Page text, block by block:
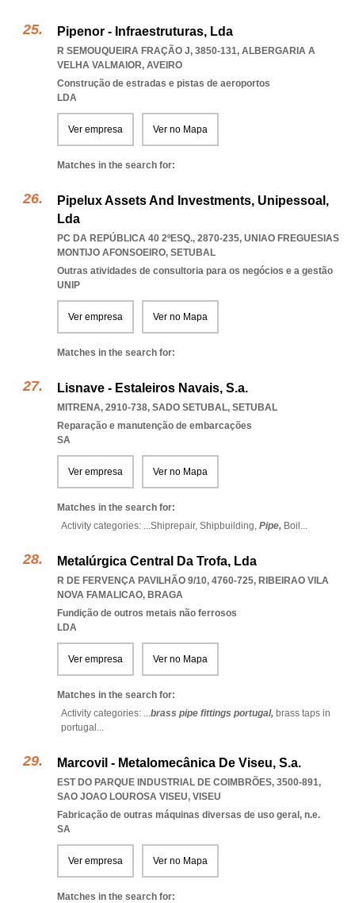
Pipenor - Infraestruturas, Lda
R SEMOUQUEIRA FRAÇÃO J, 3850-131, ALBERGARIA A
VELHA VALMAIOR, AVEIRO
Construção de estradas e pistas de aeroportos
LDA
Ver empresa Ver no Mapa
Matches in the search for:
Pipelux Assets And Investments, Unipessoal,
Lda
PC DA REPÚBLICA 40 2ºESQ., 2870-235, UNIAO FREGUESIAS
MONTIJO AFONSOEIRO, SETUBAL
Outras atividades de consultoria para os negócios e a gestão
UNIP
Ver empresa Ver no Mapa
Matches in the search for:
Lisnave - Estaleiros Navais, S.a.
MITRENA, 2910-738, SADO SETUBAL, SETUBAL
Reparação e manutenção de embarcações
SA
Ver empresa Ver no Mapa
Matches in the search for:
Activity categories: ...Shiprepair, Shipbuilding, Pipe, Boil ...
Metalúrgica Central Da Trofa, Lda
R DE FERVENÇA PAVILHÃO 9/10, 4760-725, RIBEIRAO VILA
NOVA FAMALICAO, BRAGA
Fundição de outros metais não ferrosos
LDA
Ver empresa Ver no Mapa
Matches in the search for:
Activity categories: ...brass pipe fittings portugal, brass taps in
portugal ...
Marcovil - Metalomecânica De Viseu, S.a.
EST DO PARQUE INDUSTRIAL DE COIMBRÕES, 3500-891,
SAO JOAO LOUROSA VISEU, VISEU
Fabricação de outras máquinas diversas de uso geral, n.e.
SA
Ver empresa Ver no Mapa
Matches in the search for: